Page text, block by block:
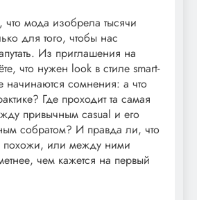
что мода изобрела тысячи
для того, чтобы нас
Из приглашения на
что нужен look в стиле smart-
начинаются сомнения: а что
Где проходит та самая
привычным casual и его
собратом? И правда ли, что
похожи, или между ними
чем кажется на первый